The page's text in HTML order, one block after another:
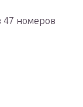
47 номеров